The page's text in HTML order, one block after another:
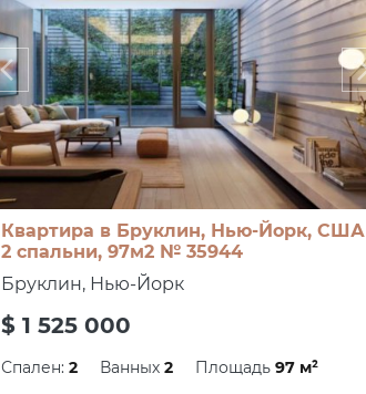
Квартира в Бруклин, Нью-Йорк, США
2 спальни, 97м2 № 35944
Бруклин, Нью-Йорк
$ 1 525 000
Спален: 2 Ванных 2 Площадь 97 м²